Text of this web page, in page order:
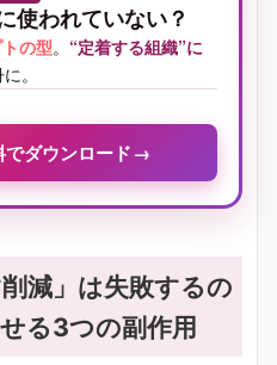
使われていない？
の型。 “定着する組織”に
。
ダウンロード →
減」は失敗するの
る3つの副作用